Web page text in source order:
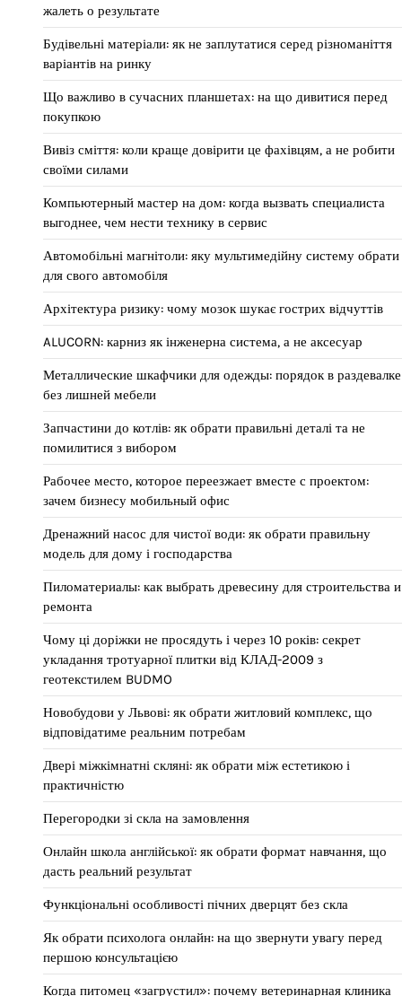
жалеть о результате
Будівельні матеріали: як не заплутатися серед різноманіття
варіантів на ринку
Що важливо в сучасних планшетах: на що дивитися перед
покупкою
Вивіз сміття: коли краще довірити це фахівцям, а не робити
своїми силами
Компьютерный мастер на дом: когда вызвать специалиста
выгоднее, чем нести технику в сервис
Автомобільні магнітоли: яку мультимедійну систему обрати
для свого автомобіля
Архітектура ризику: чому мозок шукає гострих відчуттів
ALUCORN: карниз як інженерна система, а не аксесуар
Металлические шкафчики для одежды: порядок в раздевалке
без лишней мебели
Запчастини до котлів: як обрати правильні деталі та не
помилитися з вибором
Рабочее место, которое переезжает вместе с проектом:
зачем бизнесу мобильный офис
Дренажний насос для чистої води: як обрати правильну
модель для дому і господарства
Пиломатериалы: как выбрать древесину для строительства и
ремонта
Чому ці доріжки не просядуть і через 10 років: секрет
укладання тротуарної плитки від КЛАД-2009 з
геотекстилем BUDMO
Новобудови у Львові: як обрати житловий комплекс, що
відповідатиме реальним потребам
Двері міжкімнатні скляні: як обрати між естетикою і
практичністю
Перегородки зі скла на замовлення
Онлайн школа англійської: як обрати формат навчання, що
дасть реальний результат
Функціональні особливості пічних дверцят без скла
Як обрати психолога онлайн: на що звернути увагу перед
першою консультацією
Когда питомец «загрустил»: почему ветеринарная клиника